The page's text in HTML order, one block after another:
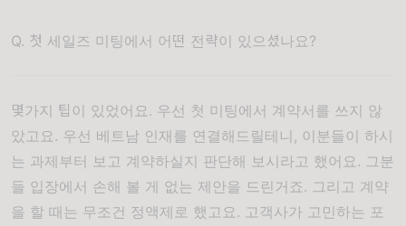
Q. 첫 세일즈 미팅에서 어떤 전략이 있으셨나요?
몇가지 팁이 있었어요. 우선 첫 미팅에서 계약서를 쓰지 않
았고요. 우선 베트남 인재를 연결해드릴테니, 이분들이 하시
는 과제부터 보고 계약하실지 판단해 보시라고 했어요. 그분
들 입장에서 손해 볼 게 없는 제안을 드린거죠. 그리고 계약
을 할 때는 무조건 정액제로 했고요. 고객사가 고민하는 포